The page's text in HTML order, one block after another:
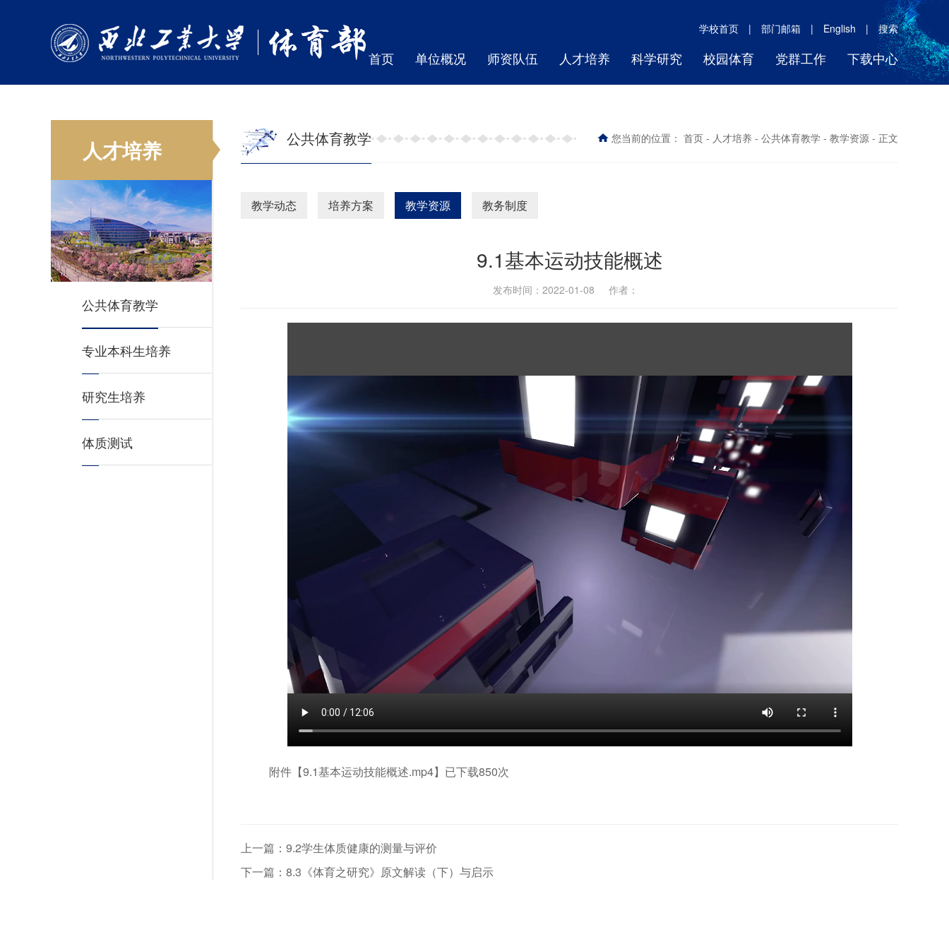
学校首页 | 部门邮箱 | English | 搜索
首页 单位概况 师资队伍 人才培养 科学研究 校园体育 党群工作 下载中心
人才培养
公共体育教学
专业本科生培养
研究生培养
体质测试
公共体育教学 您当前的位置： 首页 - 人才培养 - 公共体育教学 - 教学资源 - 正文
教学动态 培养方案 教学资源 教务制度
9.1基本运动技能概述
发布时间：2022-01-08 作者：
附件【9.1基本运动技能概述.mp4】已下载850次
上一篇：9.2学生体质健康的测量与评价
下一篇：8.3《体育之研究》原文解读（下）与启示